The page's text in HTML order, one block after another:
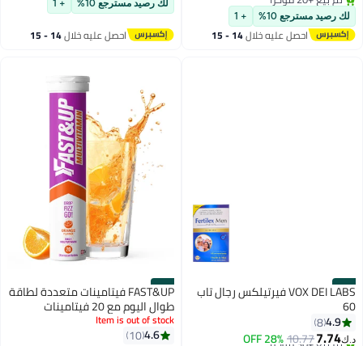
تم بيع +20 مؤخرًا
لك رصيد مسترجع 10% + 1
احصل عليه خلال 14 - 15
لك رصيد مسترجع 10% + 1
احصل عليه خلال 14 - 15
#37 VOX DEI LABS فيرتيلكس رجال تاب
60
4.9
8
د.ك‏7.74
10.77
28% OFF
#38 FAST&UP فيتامينات متعددة لطاقة
طوال اليوم مع 20 فيتامينات
متعددة + معادن + بنجر - نكهة
البرتقال الحامض
Item is out of stock
4.6
10